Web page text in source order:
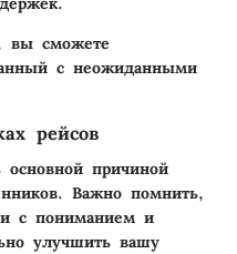
вы сможете
с неожиданными
рейсов
основной причиной
Важно помнить,
с пониманием и
улучшить вашу